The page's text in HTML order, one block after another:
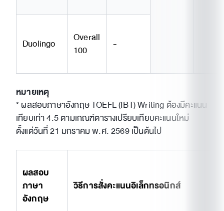
Duolingo
Overall
100
-
หมายเหตุ
* ผลสอบภาษาอังกฤษ TOEFL (IBT) Writing ต้องมีคะแนน
เทียบเท่า 4.5 ตามเกณฑ์ตารางเปรียบเทียบคะแนนใหม่
ตั้งแต่วันที่ 21 มกราคม พ.ศ. 2569 เป็นต้นไป
ผลสอบ
ภาษา
อังกฤษ
วิธีการสั่งคะแนนอิเล็กทรอนิกส์